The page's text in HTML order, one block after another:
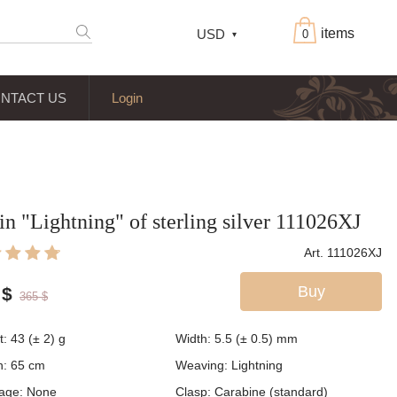
items
0
USD
US Login
"Lightning" of sterling silver 111026XJ
Art. 111026XJ
Buy
$ 365 $
43 (± 2) g Width:5.5 (± 0.5) mm
65 cm Weaving: Lightning
None Clasp:Carabine (standard)